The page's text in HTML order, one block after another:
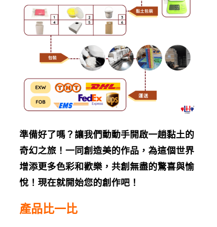
準備好了嗎？讓我們動動手開啟一趟黏土的
奇幻之旅！一同創造美的作品，為這個世界
增添更多色彩和歡樂，共創無盡的驚喜與愉
悅！現在就開始您的創作吧！
產品比一比